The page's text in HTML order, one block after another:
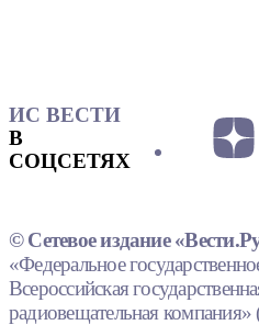
ИС ВЕСТИ
В
СОЦСЕТЯХ
© Сетевое издание
«Федеральное
Всероссийская
радиовещательная